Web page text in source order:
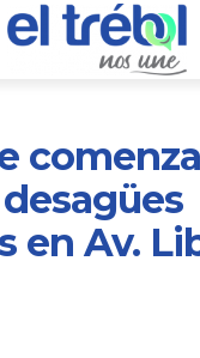
en Av.